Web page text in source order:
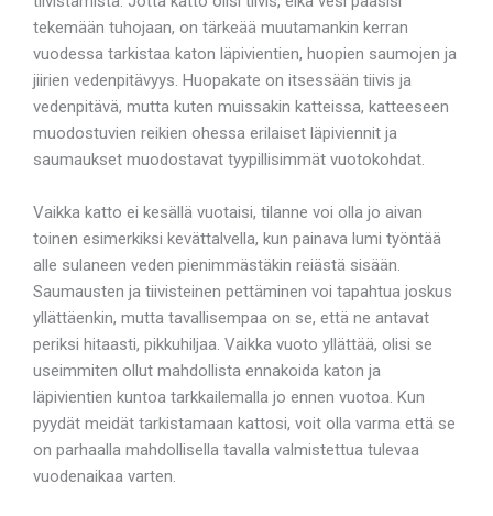
tekemään tuhojaan, on tärkeää muutamankin kerran
vuodessa tarkistaa katon läpivientien, huopien saumojen ja
jiirien vedenpitävyys. Huopakate on itsessään tiivis ja
vedenpitävä, mutta kuten muissakin katteissa, katteeseen
muodostuvien reikien ohessa erilaiset läpiviennit ja
saumaukset muodostavat tyypillisimmät vuotokohdat.
Vaikka katto ei kesällä vuotaisi, tilanne voi olla jo aivan
toinen esimerkiksi kevättalvella, kun painava lumi työntää
alle sulaneen veden pienimmästäkin reiästä sisään.
Saumausten ja tiivisteinen pettäminen voi tapahtua joskus
yllättäenkin, mutta tavallisempaa on se, että ne antavat
periksi hitaasti, pikkuhiljaa. Vaikka vuoto yllättää, olisi se
useimmiten ollut mahdollista ennakoida katon ja
läpivientien kuntoa tarkkailemalla jo ennen vuotoa. Kun
pyydät meidät tarkistamaan kattosi, voit olla varma että se
on parhaalla mahdollisella tavalla valmistettua tulevaa
vuodenaikaa varten.